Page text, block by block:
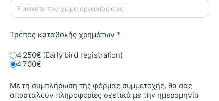
Τρόπος καταβολής χρημάτων *
4.250€ (Early bird registration)
4.700€
Με τη συμπλήρωση της φόρμας συμμετοχής, θα σας
αποσταλούν πληροφορίες σχετικά με την ημερομηνία